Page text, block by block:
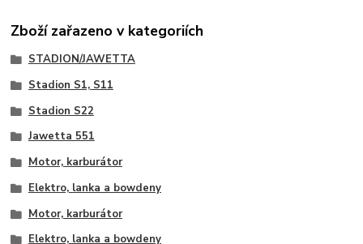
Zboží zařazeno v kategoriích
STADION/JAWETTA
Stadion S1, S11
Stadion S22
Jawetta 551
Motor, karburátor
Elektro, lanka a bowdeny
Motor, karburátor
Elektro, lanka a bowdeny